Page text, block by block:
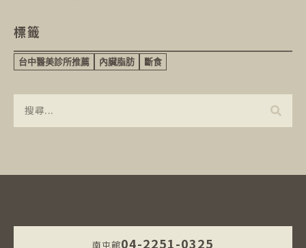
標籤
台中醫美診所推薦 內臟脂肪 斷食
南屯館04-2251-0325